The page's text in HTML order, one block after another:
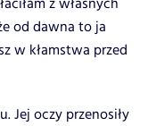
od dawna to ja
w kłamstwa przed
Jej oczy przenosiły